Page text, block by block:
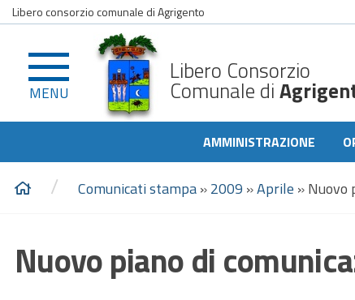
Libero consorzio comunale di Agrigento
MENU
Libero Consorzio
Comunale di
AMMINISTRAZIONE
/ Comunicati stampa»2009 »Aprile »Nuovo
Nuovo piano di